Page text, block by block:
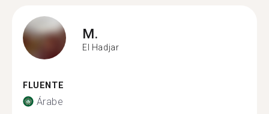
M.
El Hadjar
FLUENTE
Árabe